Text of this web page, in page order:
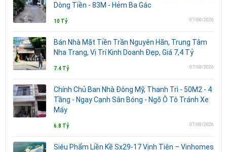
Dòng Tiền - 83M - Hẻm Ba Gác
10 Tỷ 07/08/2026
Bán Nhà Mặt Tiền Trần Nguyên Hãn, Trung Tâm
Nha Trang, Vị Trí Kinh Doanh Đẹp, Giá 7,4 Tỷ
7.4 Tỷ 07/08/2026
Chính Chủ Ban Nhà Đông Mỹ, Thanh Trì - 50M2 - 4
Tầng - Ngay Cạnh Sân Bóng - Ngõ Ô Tô Tránh Xe
Máy
6.8 Tỷ 07/08/2026
Siêu Phẩm Liền Kề Sx29-17 Vịnh Tiên – Vinhomes